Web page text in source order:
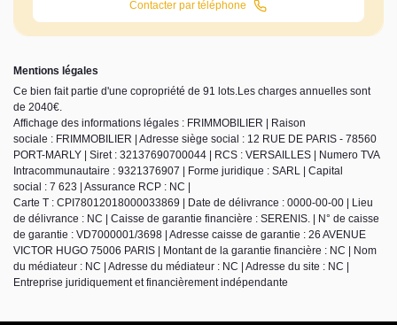
Contacter par téléphone
Mentions légales
Ce bien fait partie d'une copropriété de 91 lots.Les charges annuelles sont
de 2040€.
Affichage des informations légales : FRIMMOBILIER | Raison
sociale : FRIMMOBILIER | Adresse siège social : 12 RUE DE PARIS - 78560
PORT-MARLY | Siret : 32137690700044 | RCS : VERSAILLES | Numero TVA
Intracommunautaire : 9321376907 | Forme juridique : SARL | Capital
social : 7 623 | Assurance RCP : NC |
Carte T : CPI78012018000033869 | Date de délivrance : 0000-00-00 | Lieu
de délivrance : NC | Caisse de garantie financière : SERENIS. | N° de caisse
de garantie : VD7000001/3698 | Adresse caisse de garantie : 26 AVENUE
VICTOR HUGO 75006 PARIS | Montant de la garantie financière : NC | Nom
du médiateur : NC | Adresse du médiateur : NC | Adresse du site : NC |
Entreprise juridiquement et financièrement indépendante